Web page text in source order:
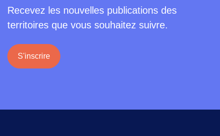
Recevez les nouvelles publications des
territoires que vous souhaitez suivre.
S'inscrire